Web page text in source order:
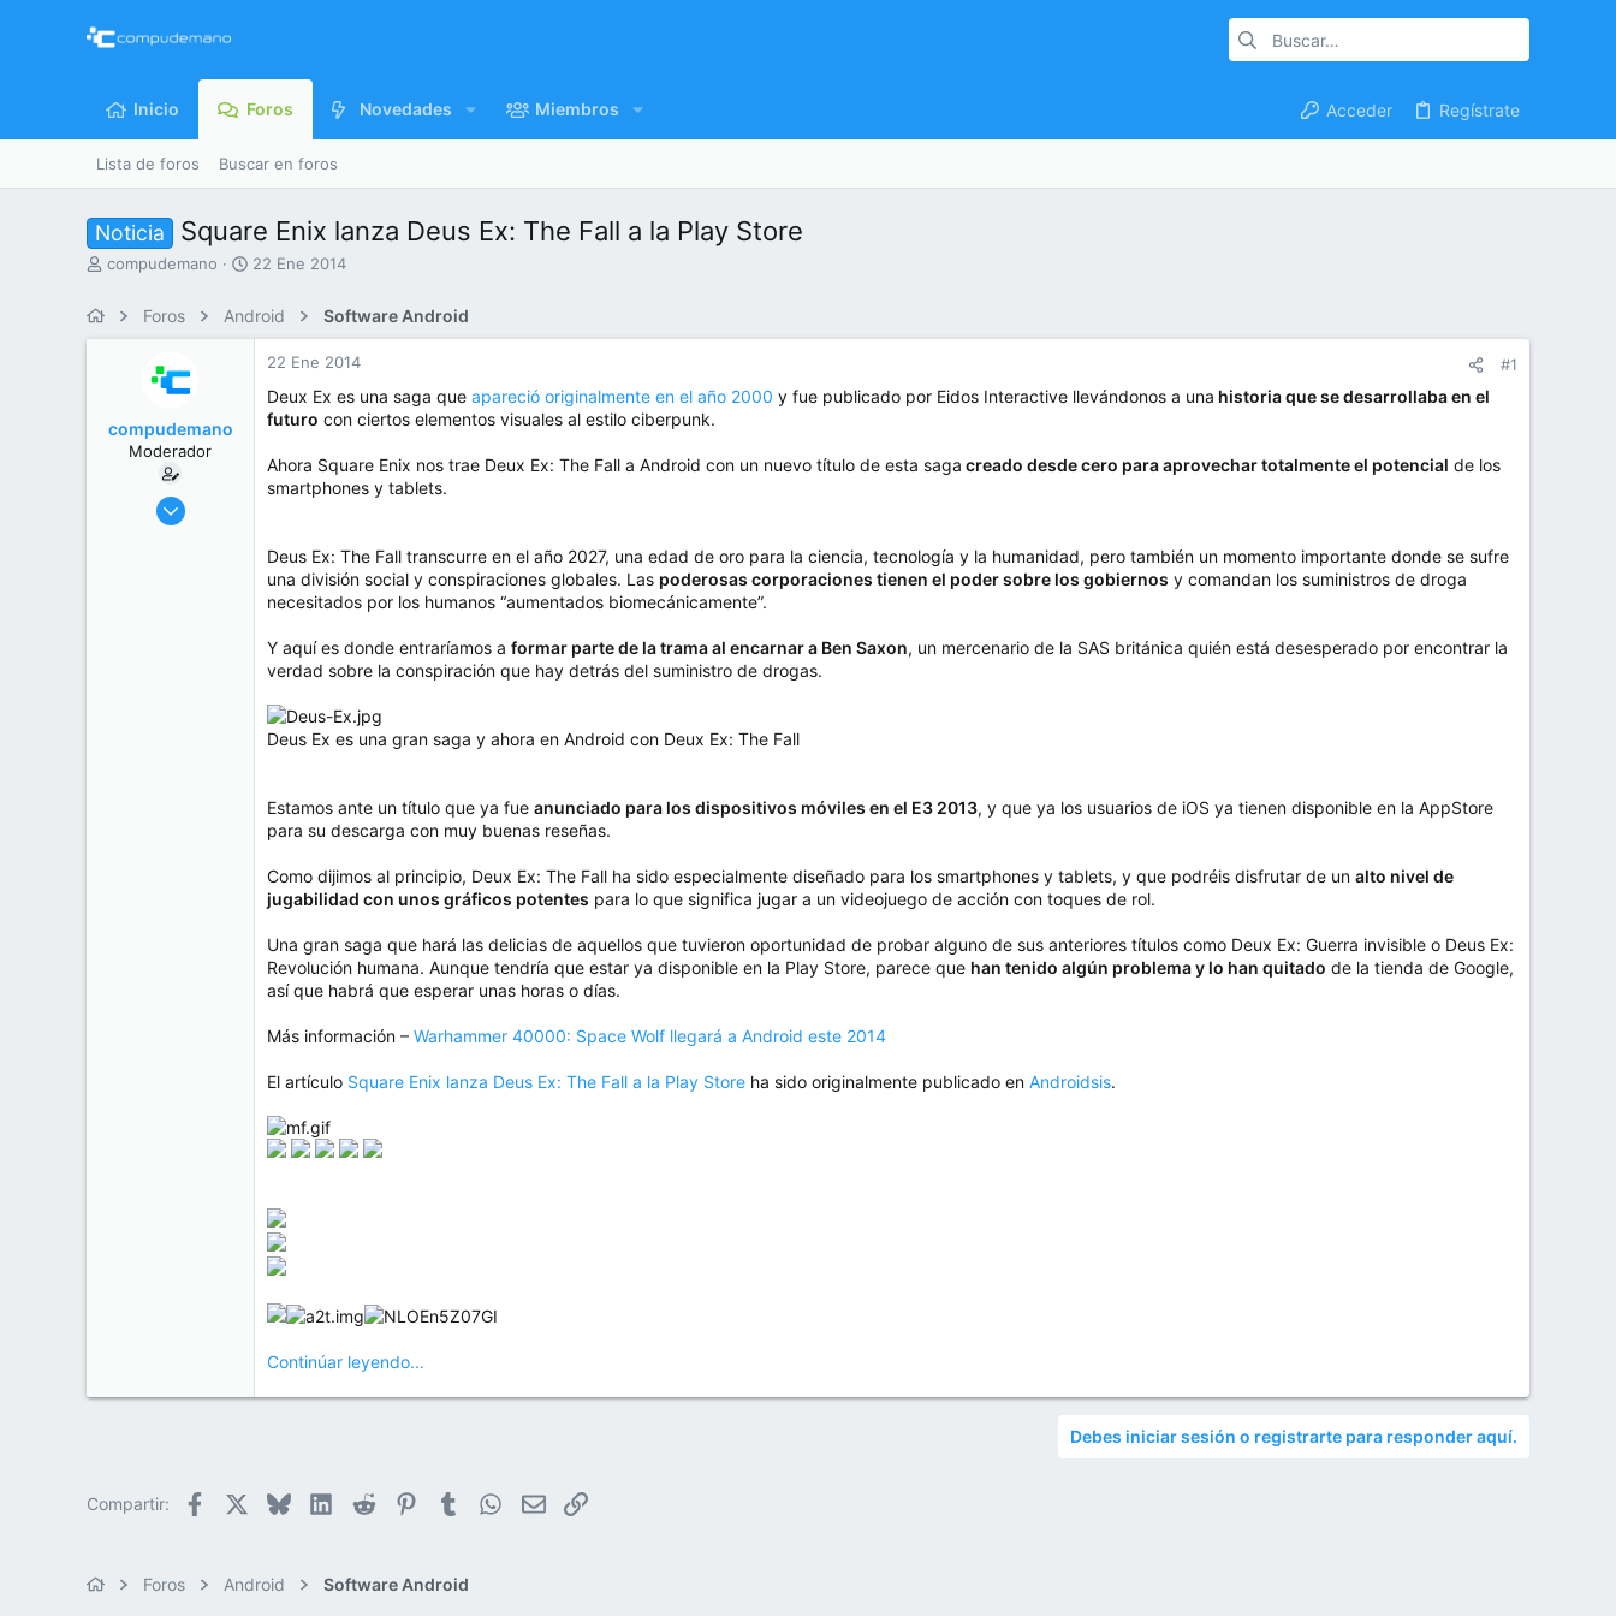
Inicio Foros Novedades Miembros Acceder Regístrate
Lista de foros Buscar en foros
Noticia Square Enix lanza Deus Ex: The Fall a la Play Store
I
r
compudemano
F
c
h
22 Ene 2014
Foros Android Software Android
compudemano
Moderador
26 Jul 2013
22 Ene 2014 #1
Deux Ex es una saga que apareció originalmente en el año 2000 y fue publicado por Eidos Interactive llevándonos a una historia que se desarrollaba en el
futuro con ciertos elementos visuales al estilo ciberpunk.
Ahora Square Enix nos trae Deux Ex: The Fall a Android con un nuevo título de esta saga creado desde cero para aprovechar totalmente el potencial de los
smartphones y tablets.
Deus Ex: The Fall transcurre en el año 2027, una edad de oro para la ciencia, tecnología y la humanidad, pero también un momento importante donde se sufre
una división social y conspiraciones globales. Las poderosas corporaciones tienen el poder sobre los gobiernos y comandan los suministros de droga
necesitados por los humanos “aumentados biomecánicamente”.
Y aquí es donde entraríamos a formar parte de la trama al encarnar a Ben Saxon, un mercenario de la SAS británica quién está desesperado por encontrar la
verdad sobre la conspiración que hay detrás del suministro de drogas.
Deus Ex es una gran saga y ahora en Android con Deux Ex: The Fall
Estamos ante un título que ya fue anunciado para los dispositivos móviles en el E3 2013, y que ya los usuarios de iOS ya tienen disponible en la AppStore
para su descarga con muy buenas reseñas.
Como dijimos al principio, Deux Ex: The Fall ha sido especialmente diseñado para los smartphones y tablets, y que podréis disfrutar de un alto nivel de
jugabilidad con unos gráficos potentes para lo que significa jugar a un videojuego de acción con toques de rol.
Una gran saga que hará las delicias de aquellos que tuvieron oportunidad de probar alguno de sus anteriores títulos como Deux Ex: Guerra invisible o Deus Ex:
Revolución humana. Aunque tendría que estar ya disponible en la Play Store, parece que han tenido algún problema y lo han quitado de la tienda de Google,
así que habrá que esperar unas horas o días.
Más información – Warhammer 40000: Space Wolf llegará a Android este 2014
El artículo Square Enix lanza Deus Ex: The Fall a la Play Store ha sido originalmente publicado en Androidsis.
Continúar leyendo...
Debes iniciar sesión o registrarte para responder aquí.
Compartir: Facebook BlueskyLinkedIn
Reddit PinterestTumblr WhatsApp
EmailEnlace
Foros Android Software Android